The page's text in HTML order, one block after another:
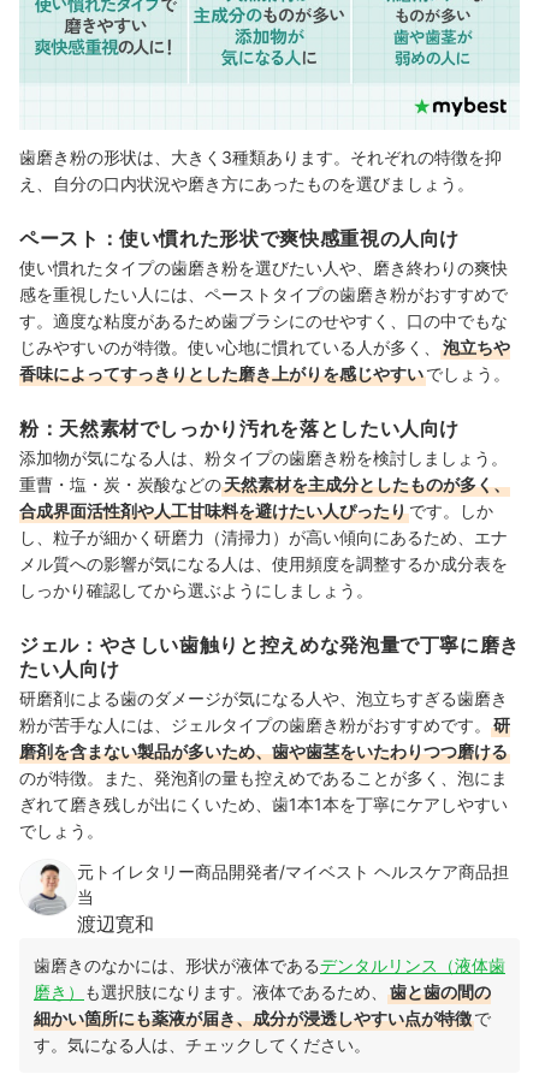
歯磨き粉の形状は、大きく3種類あります。それぞれの特徴を抑
え、自分の口内状況や磨き方にあったものを選びましょう。
ペースト：使い慣れた形状で爽快感重視の人向け
使い慣れたタイプの歯磨き粉を選びたい人や、磨き終わりの爽快
感を重視したい人には、ペーストタイプの歯磨き粉がおすすめで
す。適度な粘度があるため歯ブラシにのせやすく、口の中でもな
じみやすいのが特徴。使い心地に慣れている人が多く、
泡立ちや
香味によってすっきりとした磨き上がりを感じやすいでしょう。
粉：天然素材でしっかり汚れを落としたい人向け
添加物が気になる人は、粉タイプの歯磨き粉を検討しましょう。
重曹・塩・炭・炭酸などの天然素材を主成分としたものが多く、
合成界面活性剤や人工甘味料を避けたい人ぴったりです。しか
し、粒子が細かく研磨力（清掃力）が高い傾向にあるため、エナ
メル質への影響が気になる人は、使用頻度を調整するか成分表を
しっかり確認してから選ぶようにしましょう。
ジェル：やさしい歯触りと控えめな発泡量で丁寧に磨き
たい人向け
研磨剤による歯のダメージが気になる人や、泡立ちすぎる歯磨き
粉が苦手な人には、ジェルタイプの歯磨き粉がおすすめです。
研
磨剤を含まない製品が多いため、歯や歯茎をいたわりつつ磨ける
のが特徴。また、発泡剤の量も控えめであることが多く、泡にま
ぎれて磨き残しが出にくいため、歯1本1本を丁寧にケアしやすい
でしょう。
元トイレタリー商品開発者/マイベスト ヘルスケア商品担
当
渡辺寛和
歯磨きのなかには、形状が液体であるデンタルリンス（液体歯
磨き）
も選択肢になります。液体であるため、
歯と歯の間の
細かい箇所にも薬液が届き、成分が浸透しやすい点が特徴で
す。気になる人は、チェックしてください。